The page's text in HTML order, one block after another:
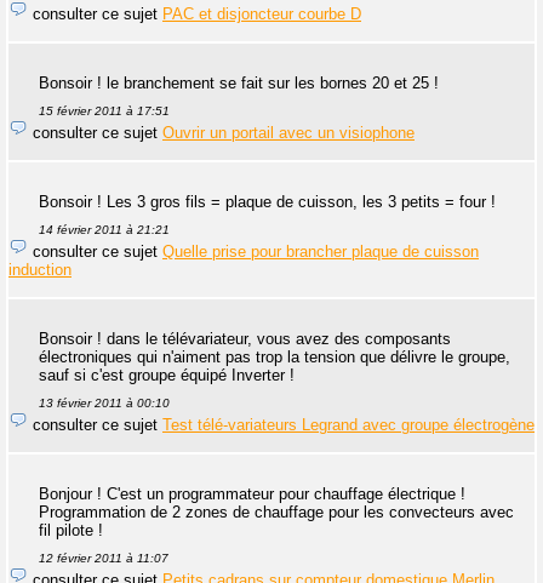
consulter ce sujet PAC et disjoncteur courbe D
Bonsoir ! le branchement se fait sur les bornes 20 et 25 !
15 février 2011 à 17:51
consulter ce sujet Ouvrir un portail avec un visiophone
Bonsoir ! Les 3 gros fils = plaque de cuisson, les 3 petits = four !
14 février 2011 à 21:21
consulter ce sujet Quelle prise pour brancher plaque de cuisson
induction
Bonsoir ! dans le télévariateur, vous avez des composants
électroniques qui n'aiment pas trop la tension que délivre le groupe,
sauf si c'est groupe équipé Inverter !
13 février 2011 à 00:10
consulter ce sujet Test télé-variateurs Legrand avec groupe électrogène
Bonjour ! C'est un programmateur pour chauffage électrique !
Programmation de 2 zones de chauffage pour les convecteurs avec
fil pilote !
12 février 2011 à 11:07